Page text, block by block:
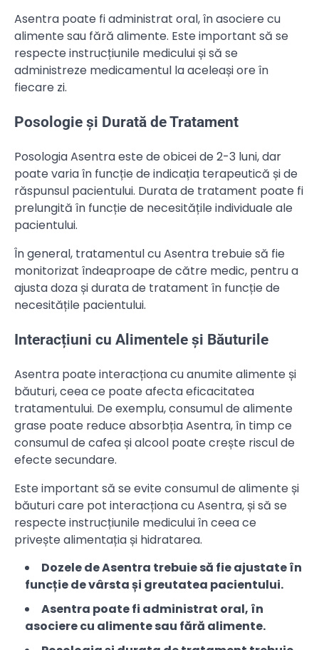
Asentra poate fi administrat oral, în asociere cu
alimente sau fără alimente. Este important să se
respecte instrucțiunile medicului și să se
administreze medicamentul la aceleași ore în
fiecare zi.
Posologie și Durată de Tratament
Posologia Asentra este de obicei de 2-3 luni, dar
poate varia în funcție de indicația terapeutică și de
răspunsul pacientului. Durata de tratament poate fi
prelungită în funcție de necesitățile individuale ale
pacientului.
În general, tratamentul cu Asentra trebuie să fie
monitorizat îndeaproape de către medic, pentru a
ajusta doza și durata de tratament în funcție de
necesitățile pacientului.
Interacțiuni cu Alimentele și Băuturile
Asentra poate interacționa cu anumite alimente și
băuturi, ceea ce poate afecta eficacitatea
tratamentului. De exemplu, consumul de alimente
grase poate reduce absorbția Asentra, în timp ce
consumul de cafea și alcool poate crește riscul de
efecte secundare.
Este important să se evite consumul de alimente și
băuturi care pot interacționa cu Asentra, și să se
respecte instrucțiunile medicului în ceea ce
privește alimentația și hidratarea.
Dozele de Asentra trebuie să fie ajustate în
funcție de vârsta și greutatea pacientului.
Asentra poate fi administrat oral, în
asociere cu alimente sau fără alimente.